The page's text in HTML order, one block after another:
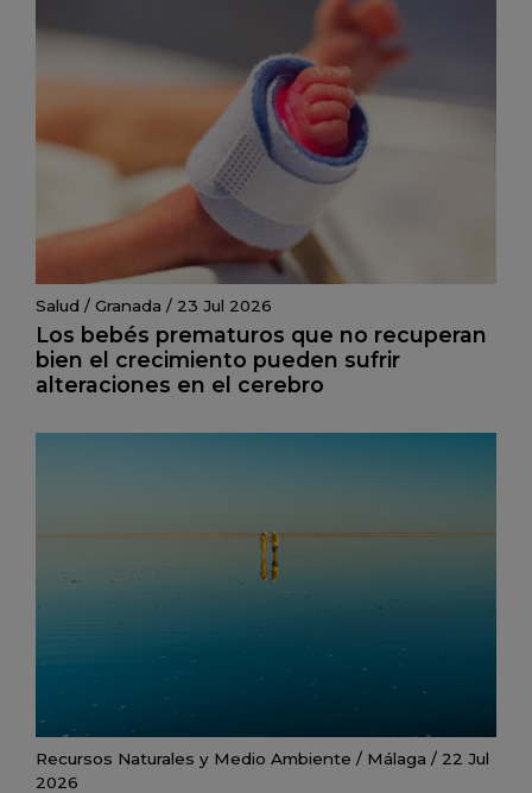
Salud / Granada / 23 Jul 2026
Los bebés prematuros que no recuperan
bien el crecimiento pueden sufrir
alteraciones en el cerebro
Recursos Naturales y Medio Ambiente / Málaga / 22 Jul
2026